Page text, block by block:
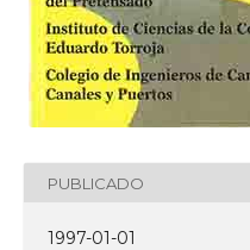
PUBLICADO
1997-01-01